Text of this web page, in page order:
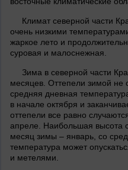
Климат северной части
очень низкими
жаркое лето и
суровая и малоснежная.
Зима в северной части
месяцев. Оттепели зимой
средняя дневная
в начале октября и
оттепели все равно
апреле. Наибольшая высота
месяц зимы – январь, со
температура может
и метелями.